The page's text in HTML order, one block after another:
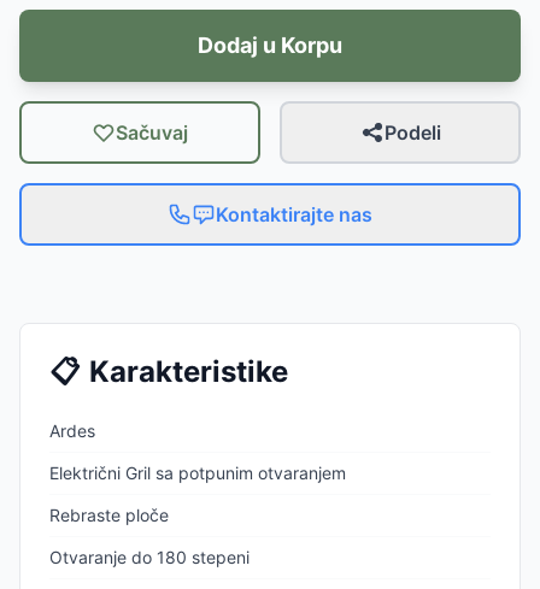
Dodaj u Korpu
Sačuvaj Podeli
Kontaktirajte nas
📋 Karakteristike
Ardes
Električni Gril sa potpunim otvaranjem
Rebraste ploče
Otvaranje do 180 stepeni